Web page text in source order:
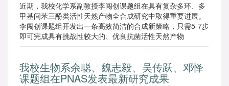
近期，我校化学系副教授李闯创课题组在具有复杂多环、多
甲基间苯三酚类活性天然产物全合成研究中取得重要进展。
李闯创课题组开发出一条高效简洁的合成新策略，只需5-7步
即可完成具有挑战性较大的、优良抗菌活性天然产物
Myrtucommuacetalone，Myrtucommuacetalone B和
一工作系列成果近期发表于国际顶尖《化学科学》期刊
（Chem. Sci. 2017, Advance Article）。
我校生物系余聪、魏志毅、吴传跃、邓怿
课题组在PNAS发表最新研究成果